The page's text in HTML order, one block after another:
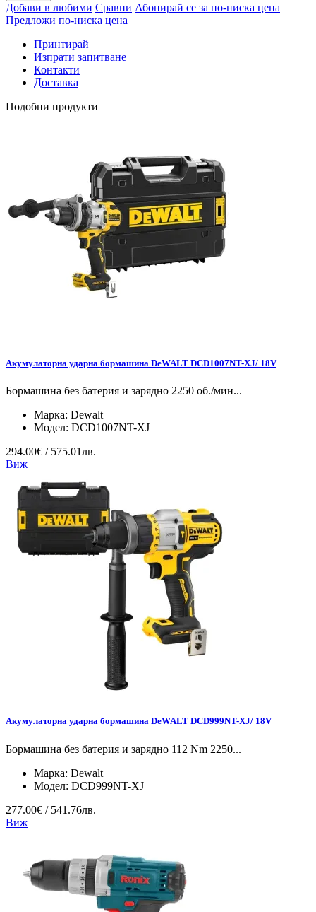
Добави в любими Сравни Абонирай се за по-ниска цена
Предложи по-ниска цена
Принтирай
Изпрати запитване
Контакти
Доставка
Подобни продукти
Акумулаторна ударна бормашина DeWALT DCD1007NT-XJ/ 18V
Бормашина без батерия и зарядно 2250 об./мин...
Марка: Dewalt
Модел: DCD1007NT-XJ
294.00€ / 575.01лв.
Виж
Акумулаторна ударна бормашина DeWALT DCD999NT-XJ/ 18V
Бормашина без батерия и зарядно 112 Nm 2250...
Марка: Dewalt
Модел: DCD999NT-XJ
277.00€ / 541.76лв.
Виж